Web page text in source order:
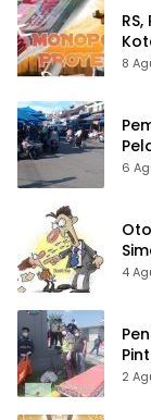
8
6
4
2